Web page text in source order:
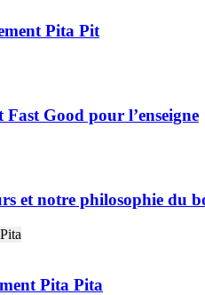
Pita Pit
Good pour l’enseigne
et notre philosophie du
Pita Pita